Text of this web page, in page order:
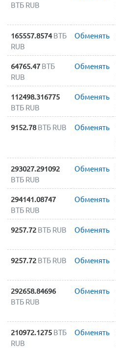
ВТБ RUB
165557.8574 ВТБ
RUB
Обменять
64765.47 ВТБ
RUB
Обменять
112498.316775
ВТБ RUB
Обменять
9152.78 ВТБ RUB Обменять
293027.291092
ВТБ RUB
Обменять
294141.08747
ВТБ RUB
Обменять
9257.72 ВТБ RUB Обменять
9257.72 ВТБ RUB Обменять
292658.84696
ВТБ RUB
Обменять
210972.1275 ВТБ
RUB
Обменять